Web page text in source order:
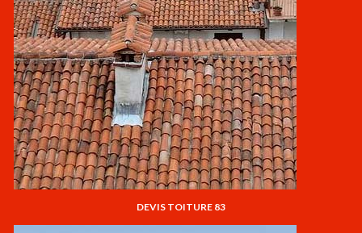
DEVIS TOITURE 83